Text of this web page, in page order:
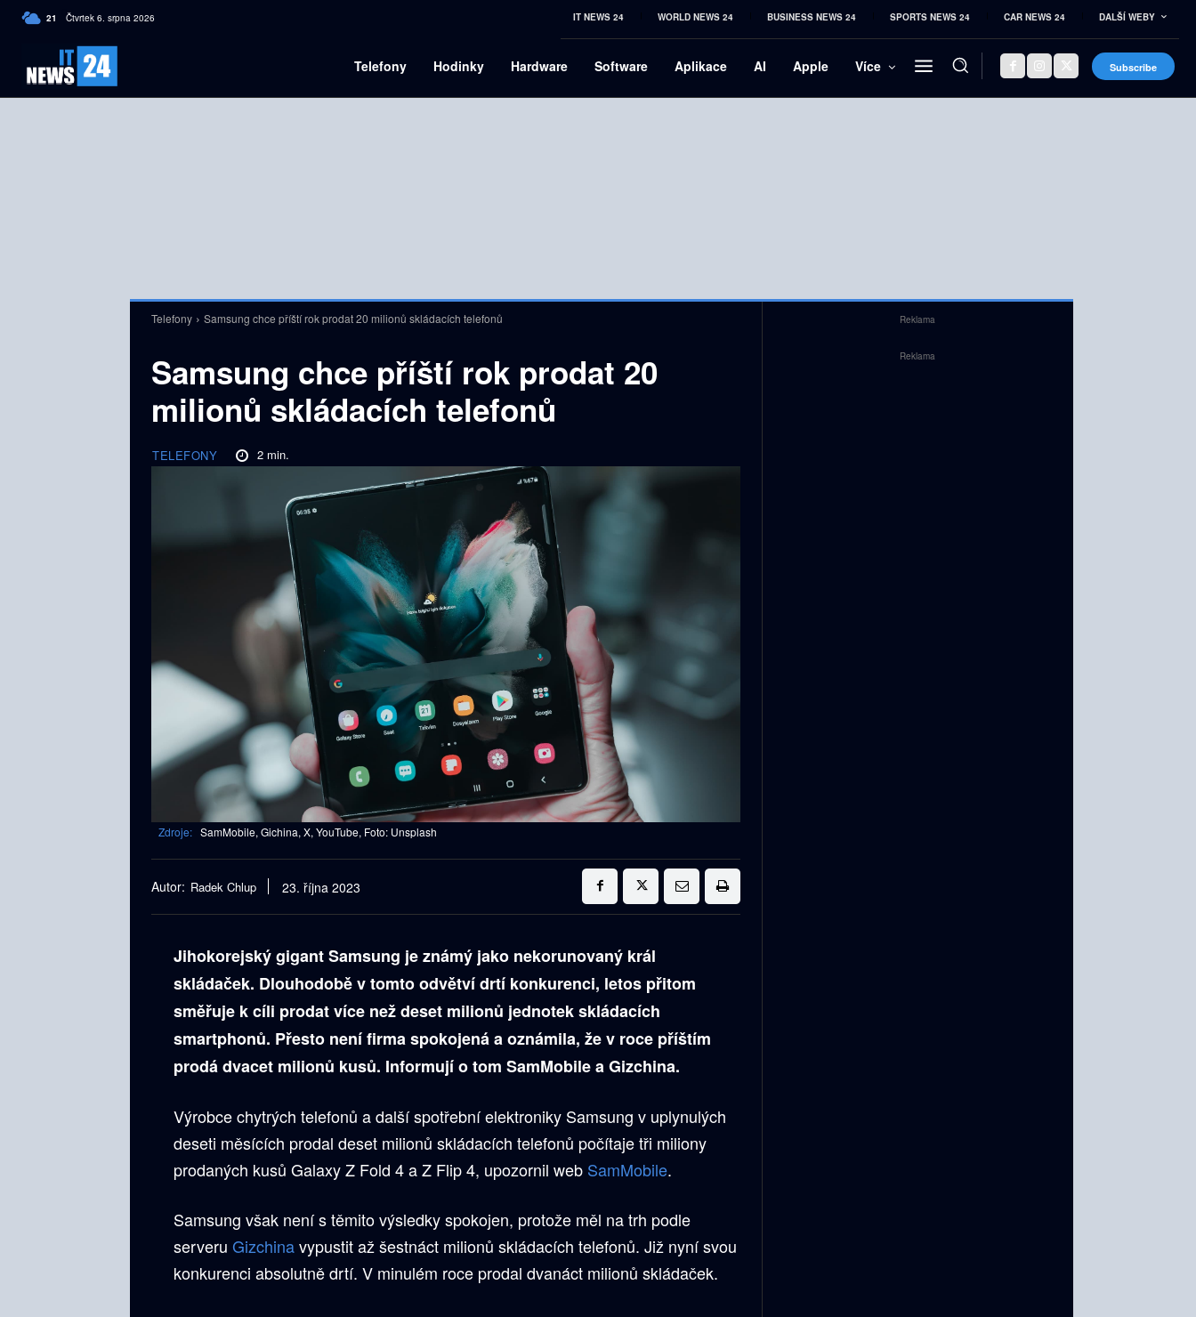
21 C Czech
Čtvrtek 6. srpna 2026 IT NEWS 24 WORLD NEWS 24 BUSINESS NEWS 24 SPORTS NEWS 24 CAR NEWS 24 DALŠÍ WEBY
Telefony Hodinky Hardware Software Aplikace AI Apple Více Subscribe
Telefony Samsung chce příští rok prodat 20 milionů skládacích telefonů
Samsung chce příští rok prodat 20
milionů skládacích telefonů
TELEFONY 2 min.
Zdroje: SamMobile, Gichina, X, YouTube, Foto: Unsplash
Autor: Radek Chlup 23. října 2023
Jihokorejský gigant Samsung je známý jako nekorunovaný král
skládaček. Dlouhodobě v tomto odvětví drtí konkurenci, letos přitom
směřuje k cíli prodat více než deset milionů jednotek skládacích
smartphonů. Přesto není firma spokojená a oznámila, že v roce příštím
prodá dvacet milionů kusů. Informují o tom SamMobile a Gizchina.
Výrobce chytrých telefonů a další spotřební elektroniky Samsung v uplynulých
deseti měsících prodal deset milionů skládacích telefonů počítaje tři miliony
prodaných kusů Galaxy Z Fold 4 a Z Flip 4, upozornil web SamMobile.
Samsung však není s těmito výsledky spokojen, protože měl na trh podle
serveru Gizchinavypustit až šestnáct milionů skládacích telefonů. Již nyní svou
konkurenci absolutně drtí. V minulém roce prodal dvanáct milionů skládaček.
Reklama
Reklama